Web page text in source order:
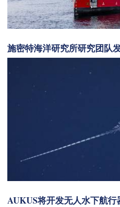
施密特海洋研究所研究团队
AUKUS将开发无人水下航行